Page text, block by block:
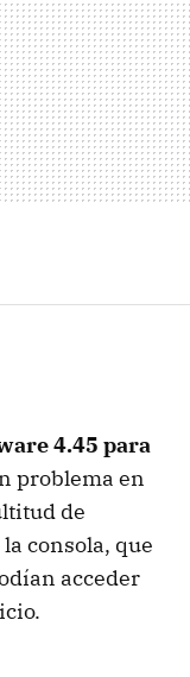
4.45 para
problema en
de
consola, que
acceder